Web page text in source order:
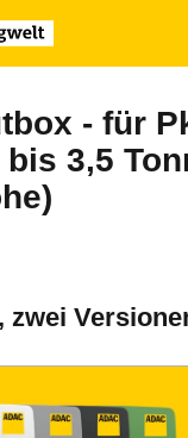
- für
3,5
zwei